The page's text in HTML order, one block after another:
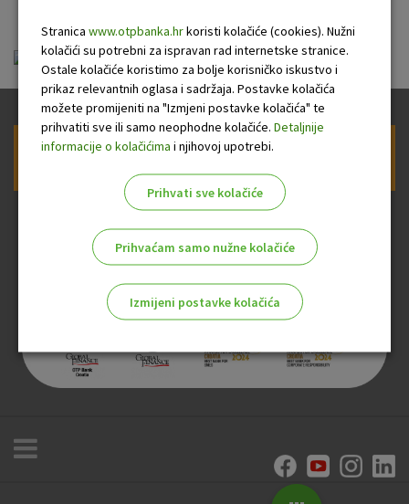
O nama Dnevno financijsko izvješće.pdf
Prijava na newsletter OTP banke
Stranica www.otpbanka.hrkoristi kolačiće (cookies). Nužni
kolačići su potrebni za ispravan rad internetske stranice.
Ostale kolačiće koristimo za bolje korisničko iskustvo i
prikaz relevantnih oglasa i sadržaja. Postavke kolačića
možete promijeniti na "Izmjeni postavke kolačića" te
prihvatiti sve ili samo neophodne kolačiće. Detaljnije
informacije o kolačićima i njihovoj upotrebi.
Prihvati sve kolačiće
Prihvaćam samo nužne kolačiće
Izmijeni postavke kolačića
Nužni kolačići